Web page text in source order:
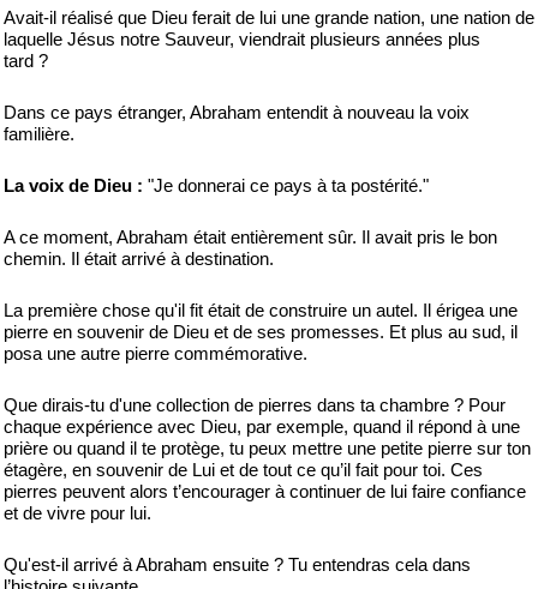
Avait-il réalisé que Dieu ferait de lui une grande nation, une nation de
laquelle Jésus notre Sauveur, viendrait plusieurs années plus
tard ?
Dans ce pays étranger, Abraham entendit à nouveau la voix
familière.
La voix de Dieu : "Je donnerai ce pays à ta postérité."
A ce moment, Abraham était entièrement sûr. Il avait pris le bon
chemin. Il était arrivé à destination.
La première chose qu'il fit était de construire un autel. Il érigea une
pierre en souvenir de Dieu et de ses promesses. Et plus au sud, il
posa une autre pierre commémorative.
Que dirais-tu d'une collection de pierres dans ta chambre ? Pour
chaque expérience avec Dieu, par exemple, quand il répond à une
prière ou quand il te protège, tu peux mettre une petite pierre sur ton
étagère, en souvenir de Lui et de tout ce qu’il fait pour toi. Ces
pierres peuvent alors t’encourager à continuer de lui faire confiance
et de vivre pour lui.
Qu'est-il arrivé à Abraham ensuite ? Tu entendras cela dans